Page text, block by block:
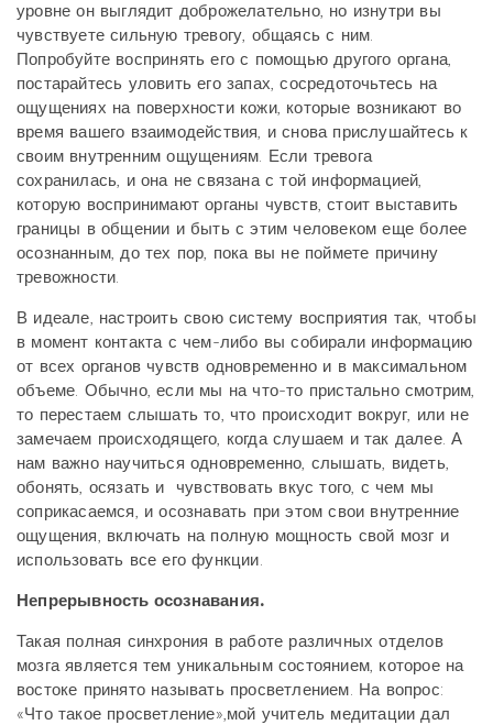
уровне он выглядит доброжелательно, но изнутри вы
чувствуете сильную тревогу, общаясь с ним.
Попробуйте воспринять его с помощью другого органа,
постарайтесь уловить его запах, сосредоточьтесь на
ощущениях на поверхности кожи, которые возникают во
время вашего взаимодействия, и снова прислушайтесь к
своим внутренним ощущениям. Если тревога
сохранилась, и она не связана с той информацией,
которую воспринимают органы чувств, стоит выставить
границы в общении и быть с этим человеком еще более
осознанным, до тех пор, пока вы не поймете причину
тревожности.
В идеале, настроить свою систему восприятия так, чтобы
в момент контакта с чем-либо вы собирали информацию
от всех органов чувств одновременно и в максимальном
объеме. Обычно, если мы на что-то пристально смотрим,
то перестаем слышать то, что происходит вокруг, или не
замечаем происходящего, когда слушаем и так далее. А
нам важно научиться одновременно, слышать, видеть,
обонять, осязать и чувствовать вкус того, с чем мы
соприкасаемся, и осознавать при этом свои внутренние
ощущения, включать на полную мощность свой мозг и
использовать все его функции.
Непрерывность осознавания.
Такая полная синхрония в работе различных отделов
мозга является тем уникальным состоянием, которое на
востоке принято называть просветлением. На вопрос:
«Что такое просветление»,мой учитель медитации дал